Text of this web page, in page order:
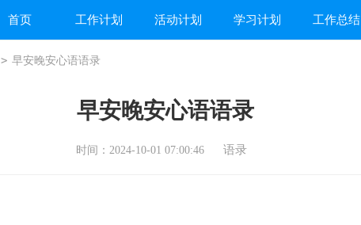
首页 工作计划 活动计划 学习计划 工作总结
> 早安晚安心语语录
早安晚安心语语录
时间：2024-10-01 07:00:46 语录